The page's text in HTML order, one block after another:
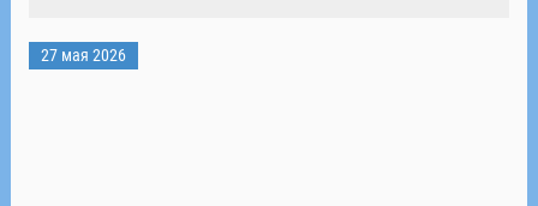
27 мая 2026